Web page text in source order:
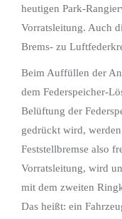
heutigen Park-
Vorratsleitung. Auch
Brems- zu
Beim Auffüllen der
dem Federspeicher-
Belüftung der
gedrückt wird,
Feststellbremse also
Vorratsleitung, wird
mit dem zweiten
Das heißt: ein